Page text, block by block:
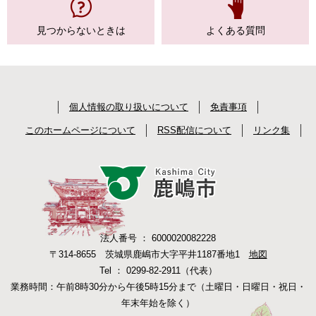
見つからないときは よくある質問
個人情報の取り扱いについて 免責事項
このホームページについて RSS配信について リンク集
法人番号 ： 6000020082228
〒314-8655 茨城県鹿嶋市大字平井1187番地1 地図
Tel ： 0299-82-2911（代表）
業務時間：午前8時30分から午後5時15分まで（土曜日・日曜日・祝日・
年末年始を除く）